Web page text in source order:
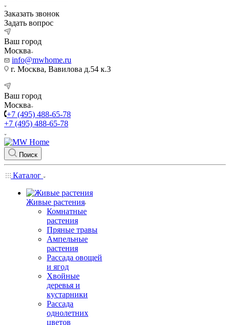
Заказать звонок
Задать вопрос
Ваш город
Москва
info@mwhome.ru
г. Москва, Вавилова д.54 к.3
Ваш город
Москва
+7 (495) 488-65-78
+7 (495) 488-65-78
Поиск
Каталог
Живые растения
Комнатные
растения
Пряные травы
Ампельные
растения
Рассада овощей
и ягод
Хвойные
деревья и
кустарники
Рассада
однолетних
цветов